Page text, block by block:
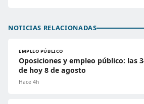
NOTICIAS RELACIONADAS
EMPLEO PÚBLICO
Oposiciones y empleo público: las
de hoy 8 de agosto
Hace 4h